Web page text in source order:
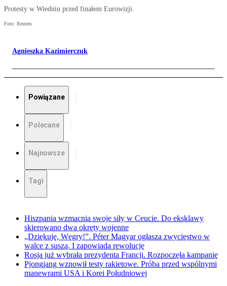
Protesty w Wiedniu przed finałem Eurowizji.
Foto: Reuters
Agnieszka Kazimierczuk
Powiązane
Polecane
Najnowsze
Tagi
Hiszpania wzmacnia swoje siły w Ceucie. Do eksklawy
skierowano dwa okręty wojenne
„Dziękuję, Węgry!”. Péter Magyar ogłasza zwycięstwo w
walce z suszą. I zapowiada rewolucję
Rosja już wybrała prezydenta Francji. Rozpoczęła kampanię
Pjongjang wznowił testy rakietowe. Próba przed wspólnymi
manewrami USA i Korei Południowej